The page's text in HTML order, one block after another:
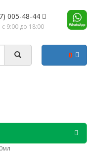
005-48-44
9:00 до 18:00
0